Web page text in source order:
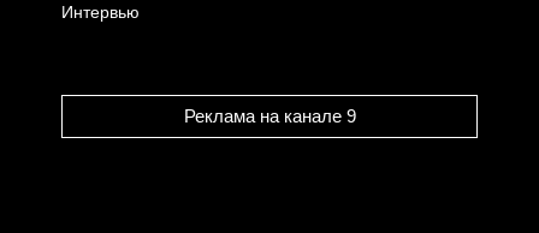
Интервью
Реклама на канале 9